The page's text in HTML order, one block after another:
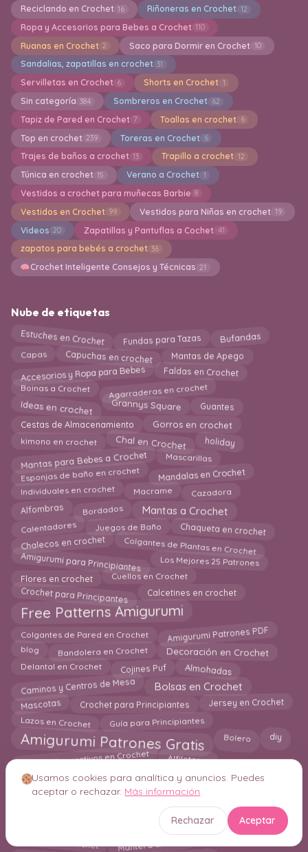
Reciclando en Crochet 16 Riñoneras en Crochet 12
Ropa y Accesorios para Bebes a Crochet 110
Ruanas en Crochet 2 Saco para Dormir en Crochet 10
Sandalias, zapatillas en crochet 31
Servilletas en Crochet 6 Shorts en Crochet 1
Sin categoría 384 Sombreros en Crochet 62
Tapiz de Pared en Crochet 7 Toallas en crochet 6
Top en crochet 239 Toreras en Crochet 6
Trajes de baños a crochet 13 Trapillo a crochet 12
Túnica en crochet 15 Verano a Crochet 1
Vestidos a crochet para muñecas Barbie 8
Vestidos en Crochet 99 Vestidos para Niñas en crochet 19
Videos 20 Zapatillas y Pantuflas a Cochet 41
zapatos para bebés a crochet 36
Crochet Inteligente Consejos y Técnicas 21
Nube de etiquetas
Estuches en Crochet Fundas para Tazas Bufandas
Capas Capuchas en crochet Mantas de Apego
Accesorios y Ropa para Bebes Faldas en Crochet
Boinas a Crochet Agarraderas en crochet
Ideas en crochet Grannys Square Guantes
Cestas de Almacenamiento Gorros en crochet
kimono en crochet Chal en Crochet holiday
Mantas para Bebes a Crochet Mascarillas
Esponjas de baño en crochet Mandalas en Crochet
Individuales en crochet Macrame Cazadora
Alfombras Bordados Mantas a Crochet
Calentadores Juegos de Baño Chaqueta en crochet
Chalecos en crochet Colgantes de Plantas en Crochet
Amigurumi para Principiantes Los Mejores 25 Patrones
Flores en crochet Cuellos en Crochet
Crochet para Principantes Calcetines en crochet
Free Patterns Amigurumi
Colgantes de Pared en Crochet Amigurumi Patrones PDF
blog Bandolera en Crochet Decoración en Crochet
Delantal en Crochet Cojines Puf Almohadas
Caminos y Centros de Mesa Bolsas en Crochet
Mascotas Crochet para Principiantes Jersey en Crochet
Lazos en Crochet Guía para Principiantes
Amigurumi Patrones Gratis Bolero diy
Marcos Decorativos en Crochet Alfileteros
Macetas a crochet bolso Crochet Navidadeño
Bisuteria y Joyeria en Crochet Bisutería en Crochet
Amigurumi Navideño Hogar
Marcapaginas MANTA
Jumper en Crochet Mantel a crochet
Usamos cookies para analítica y anuncios. Puedes
aceptar o rechazar. Más información
Rechazar Aceptar